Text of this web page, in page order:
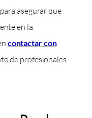
asegurar que
en la
contactar con
de profesionales